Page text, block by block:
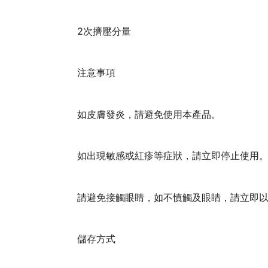
2次擠壓分量
注意事項
如皮膚發炎，請避免使用本產品。
如出現敏感或紅疹等症狀，請立即停止使用。
請避免接觸眼睛，如不慎觸及眼睛，請立即以
儲存方式